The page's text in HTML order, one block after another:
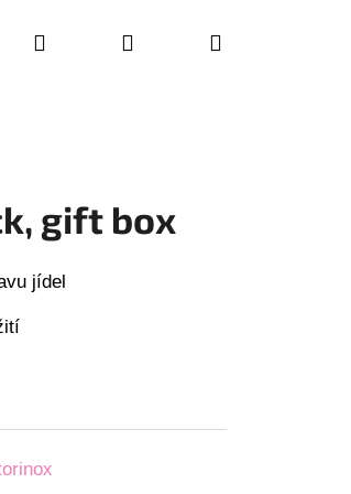
Hledat PřihlášeníNákupní
gift box
jídel